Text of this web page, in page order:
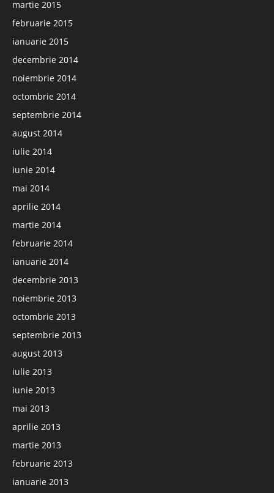
martie 2015
februarie 2015
ianuarie 2015
decembrie 2014
noiembrie 2014
octombrie 2014
septembrie 2014
august 2014
iulie 2014
iunie 2014
mai 2014
aprilie 2014
martie 2014
februarie 2014
ianuarie 2014
decembrie 2013
noiembrie 2013
octombrie 2013
septembrie 2013
august 2013
iulie 2013
iunie 2013
mai 2013
aprilie 2013
martie 2013
februarie 2013
ianuarie 2013